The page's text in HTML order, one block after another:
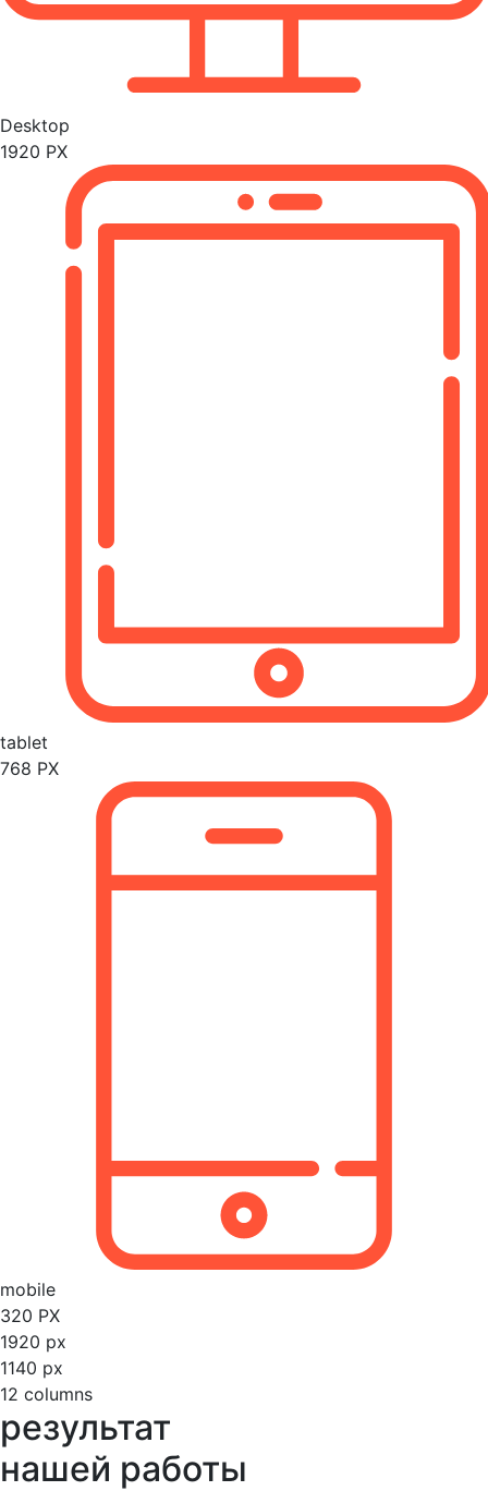
Desktop
1920 PX
tablet
768 PX
mobile
320 PX
1920 px
1140 px
12 columns
результат
нашей работы